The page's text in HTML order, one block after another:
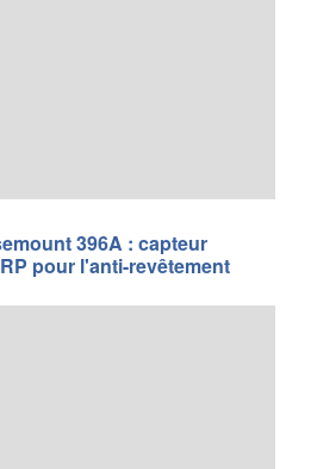
396A : capteur
pour l'anti-revêtement